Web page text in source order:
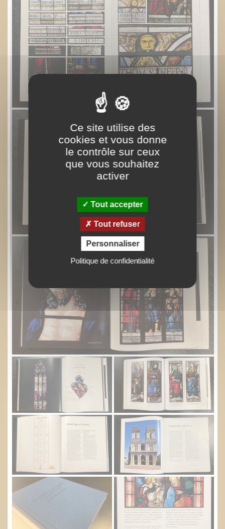
Ce site utilise des
cookies et vous donne
le contrôle sur ceux
que vous souhaitez
activer
Tout accepter
Tout refuser
Personnaliser
Politique de confidentialité